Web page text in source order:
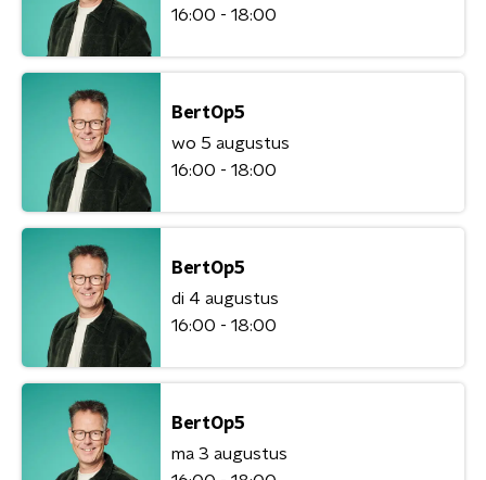
16:00 - 18:00
BertOp5
wo 5 augustus
16:00 - 18:00
BertOp5
di 4 augustus
16:00 - 18:00
BertOp5
ma 3 augustus